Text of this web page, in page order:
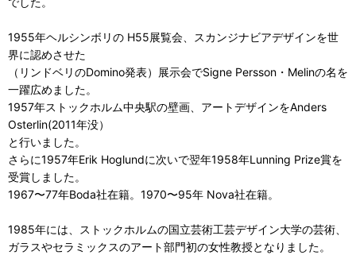
1955年ヘルシンボリの H55展覧会、スカンジナビアデザインを世
界に認めさせた
（リンドベリのDomino発表）展示会でSigne Persson・Melinの名を
一躍広めました。
1957年ストックホルム中央駅の壁画、アートデザインをAnders
Osterlin(2011年没）
と行いました。
さらに1957年Erik Hoglundに次いで翌年1958年Lunning Prize賞を
受賞しました。
1967〜77年Boda社在籍。1970〜95年 Nova社在籍。
1985年には、ストックホルムの国立芸術工芸デザイン大学の芸術、
ガラスやセラミックスのアート部門初の女性教授となりました。